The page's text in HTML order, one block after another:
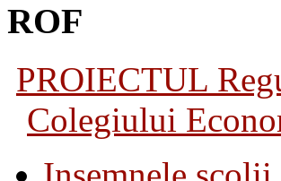
ROF
PROIECTUL
Colegiului